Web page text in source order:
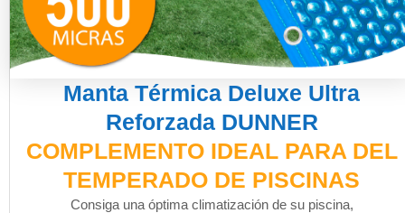
Manta Térmica Deluxe Ultra
Reforzada DUNNER
COMPLEMENTO IDEAL PARA DEL
TEMPERADO DE PISCINAS
Consiga una óptima climatización de su piscina,